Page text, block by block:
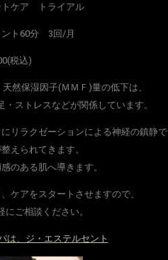
トケア トライアル
ント60分 3回/月
税込)
然保湿因子(ＭＭＦ)量の低下は、
ストレスなどが関係しています。
リラクゼーションによる神経の鎮静で
えられてきます。
のある肌へ導きます。
ケアをスタートさせますので、
ご相談ください。
は、ジ・エステルセント